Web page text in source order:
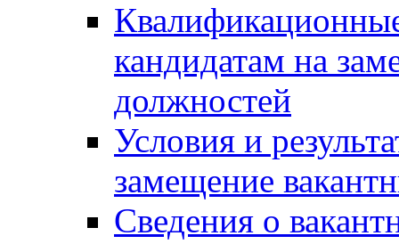
кандидатам на
должностей
Условия и
замещение
Сведения о